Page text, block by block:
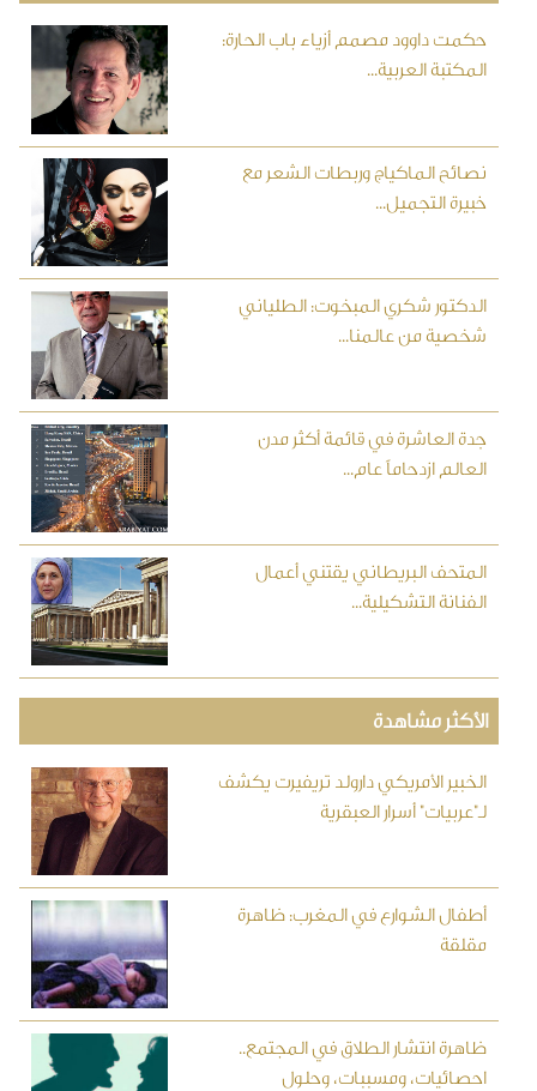
حكمت داوود مصمم أزياء باب الحارة:
المكتبة العربية...
نصائح الماكياج وربطات الشعر مع
خبيرة التجميل...
الدكتور شكري المبخوت: الطلياني
شخصية من عالمنا...
جدة العاشرة في قائمة أكثر مدن
العالم ازدحاماً عام...
المتحف البريطاني يقتني أعمال
الفنانة التشكيلية...
الأكثر مشاهدة
الخبير الأمريكي دارولد تريفيرت يكشف
لـ"عربيات" أسرار العبقرية
أطفال الشوارع في المغرب: ظاهرة
مقلقة
ظاهرة انتشار الطلاق في المجتمع..
احصائيات، ومسببات، وحلول